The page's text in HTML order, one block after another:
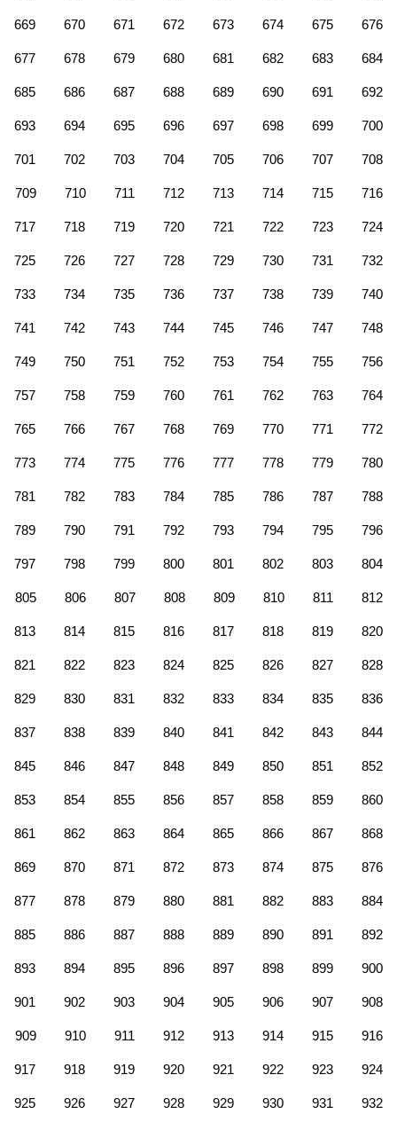
669 670 671 672 673 674 675 676
677 678 679 680 681 682 683 684
685 686 687 688 689 690 691 692
693 694 695 696 697 698 699 700
701 702 703 704 705 706 707 708
709 710 711 712 713 714 715 716
717 718 719 720 721 722 723 724
725 726 727 728 729 730 731 732
733 734 735 736 737 738 739 740
741 742 743 744 745 746 747 748
749 750 751 752 753 754 755 756
757 758 759 760 761 762 763 764
765 766 767 768 769 770 771 772
773 774 775 776 777 778 779 780
781 782 783 784 785 786 787 788
789 790 791 792 793 794 795 796
797 798 799 800 801 802 803 804
805 806 807 808 809 810 811 812
813 814 815 816 817 818 819 820
821 822 823 824 825 826 827 828
829 830 831 832 833 834 835 836
837 838 839 840 841 842 843 844
845 846 847 848 849 850 851 852
853 854 855 856 857 858 859 860
861 862 863 864 865 866 867 868
869 870 871 872 873 874 875 876
877 878 879 880 881 882 883 884
885 886 887 888 889 890 891 892
893 894 895 896 897 898 899 900
901 902 903 904 905 906 907 908
909 910 911 912 913 914 915 916
917 918 919 920 921 922 923 924
925 926 927 928 929 930 931 932